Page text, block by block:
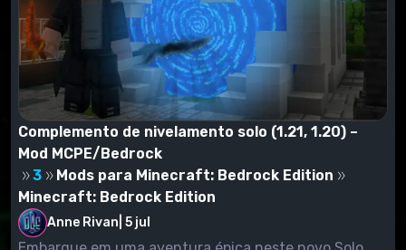
Complemento de nivelamento solo (1.21, 1.20) –
Mod MCPE/Bedrock
3
Mods para Minecraft: Bedrock Edition
Minecraft: Bedrock Edition
Anne Rivan 5 jul